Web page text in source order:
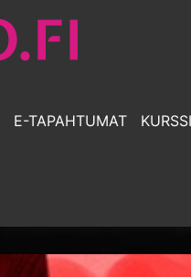
E-TAPAHTUMAT